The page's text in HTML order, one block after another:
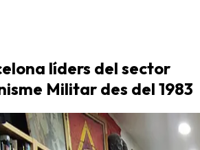
líders del sector
Militar des del 1983